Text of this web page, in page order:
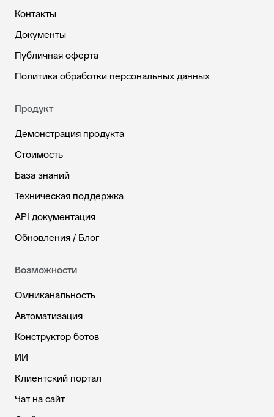
Контакты
Документы
Публичная оферта
Политика обработки персональных данных
Продукт
Демонстрация продукта
Стоимость
База знаний
Техническая поддержка
API документация
Обновления / Блог
Возможности
Омниканальность
Автоматизация
Конструктор ботов
ИИ
Клиентский портал
Чат на сайт